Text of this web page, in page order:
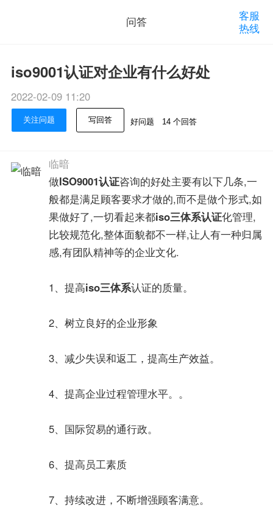
问答
客服
热线
iso9001认证对企业有什么好处
2022-02-09 11:20
关注问题 写回答 好问题 14 个回答
临暗
做ISO9001认证咨询的好处主要有以下几条,一
般都是满足顾客要求才做的,而不是做个形式,如
果做好了,一切看起来都iso三体系认证化管理,
比较规范化,整体面貌都不一样,让人有一种归属
感,有团队精神等的企业文化.
1、提高iso三体系认证的质量。
2、树立良好的企业形象
3、减少失误和返工，提高生产效益。
4、提高企业过程管理水平。。
5、国际贸易的通行政。
6、提高员工素质
7、持续改进，不断增强顾客满意。